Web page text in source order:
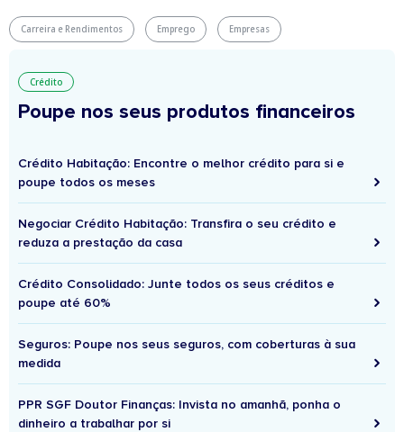
Carreira e Rendimentos Emprego Empresas
Crédito
Poupe nos seus produtos financeiros
Crédito Habitação: Encontre o melhor crédito para si e
poupe todos os meses
Negociar Crédito Habitação: Transfira o seu crédito e
reduza a prestação da casa
Crédito Consolidado: Junte todos os seus créditos e
poupe até 60%
Seguros: Poupe nos seus seguros, com coberturas à sua
medida
PPR SGF Doutor Finanças: Invista no amanhã, ponha o
dinheiro a trabalhar por si